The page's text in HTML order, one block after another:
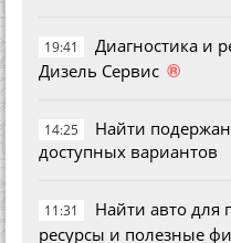
19:41
Диагностика и
Дизель Сервис ®
14:25
Найти
доступных вариантов
11:31
Найти авто для
ресурсы и полезные